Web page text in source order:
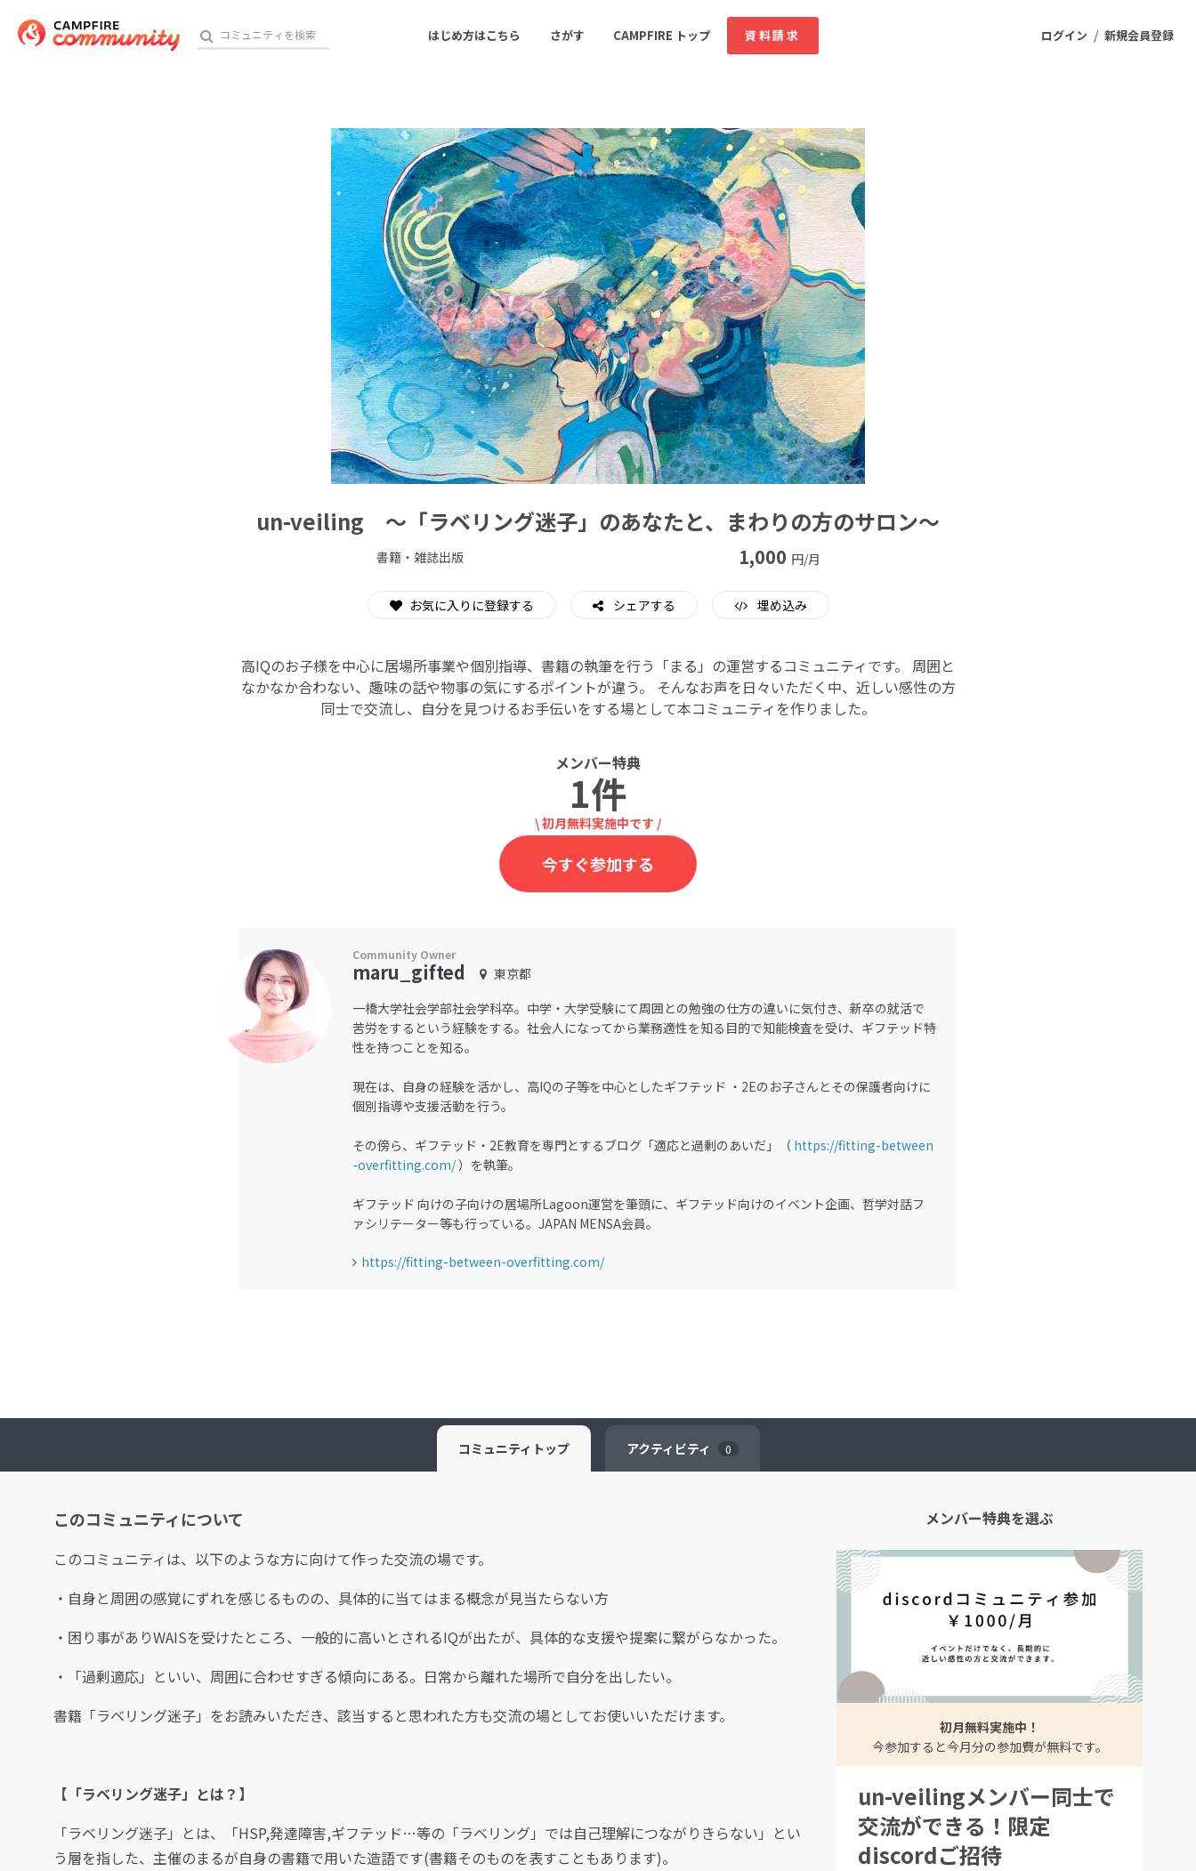
ログイン / 新規会員登録
はじめ方はこちら さがす CAMPFIRE トップ 資料請求
おすすめのコミュニティ 人気のコミュニティ 新着のコミュニティ
音楽 舞台・パフォーマンス
テクノロジー・ガジェット
ゲーム・サービス開発 フード・飲食店
書籍・雑誌出版 アニメ・漫画
ソーシャルグッド ビューティー・ヘルスケア
CAMPFIRE for Social Good CAMPFIRE Creation
un-veiling ～「ラベリング迷子」のあなたと、まわりの方のサロン～
書籍・雑誌出版 1,000 円/月
お気に入りに登録する シェアする 埋め込み
高IQのお子様を中心に居場所事業や個別指導、書籍の執筆を行う「まる」の運営するコミュニティです。 周囲と
なかなか合わない、趣味の話や物事の気にするポイントが違う。 そんなお声を日々いただく中、近しい感性の方
同士で交流し、自分を見つけるお手伝いをする場として本コミュニティを作りました。
メンバー特典
1件
\ 初月無料実施中です /
今すぐ参加する
maru_gifted
東京都
一橋大学社会学部社会学科卒。中学・大学受験にて周囲との勉強の仕方の違いに気付き、新卒の就活で
苦労をするという経験をする。社会人になってから業務適性を知る目的で知能検査を受け、ギフテッド特
性を持つことを知る。
現在は、自身の経験を活かし、高IQの子等を中心としたギフテッド ・2Eのお子さんとその保護者向けに
個別指導や支援活動を行う。
その傍ら、ギフテッド・2E教育を専門とするブログ「適応と過剰のあいだ」（ https://fitting-between
-overfitting.com/）を執筆。
ギフテッド 向けの子向けの居場所Lagoon運営を筆頭に、ギフテッド向けのイベント企画、哲学対話フ
ァシリテーター等も行っている。JAPAN MENSA会員。
https://fitting-between-overfitting.com/
コミュニティ トップ アクティビティ 0
このコミュニティについて
このコミュニティは、以下のような方に向けて作った交流の場です。
・自身と周囲の感覚にずれを感じるものの、具体的に当てはまる概念が見当たらない方
・困り事がありWAISを受けたところ、一般的に高いとされるIQが出たが、具体的な支援や提案に繋がらなかった。
・「過剰適応」といい、周囲に合わせすぎる傾向にある。日常から離れた場所で自分を出したい。
書籍「ラベリング迷子」をお読みいただき、該当すると思われた方も交流の場としてお使いいただけます。
【「ラベリング迷子」とは？】
「ラベリング迷子」とは、「HSP,発達障害,ギフテッド…等の「ラベリング」では自己理解につながりきらない」とい
う層を指した、主催のまるが自身の書籍で用いた造語です(書籍そのものを表すこともあります)。
メンバー特典を選ぶ
初月無料実施中！
今参加すると今月分の参加費が無料です。
un-veilingメンバー同士で
交流ができる！限定
discordご招待